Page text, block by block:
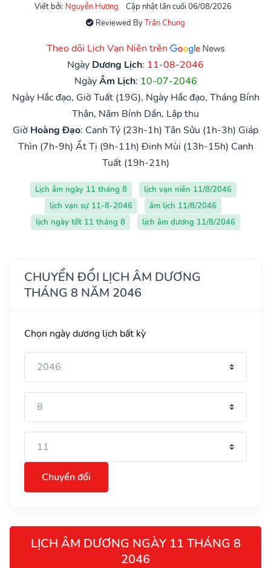
Viết bởi: Nguyễn Hương
Cập nhật lần cuối 06/08/2026
Reviewed ByTrần Chung
Theo dõi Lịch Vạn Niên trên
Ngày Dương Lịch: 11-08-2046
NgàyÂm Lịch: 10-07-2046
Ngày Hắc đạo, Giờ Tuất (19G), Ngày Hắc đạo, Tháng Bính
Thân, Năm Bính Dần, Lập thu
Giờ Hoàng Đạo: Canh Tý (23h-1h) Tân Sửu (1h-3h) Giáp
Thìn (7h-9h) Ất Tị (9h-11h) Đinh Mùi (13h-15h) Canh
Tuất (19h-21h)
Lịch âm ngày 11 tháng 8
lịch vạn niên 11/8/2046
lịch vạn sự 11-8-2046
âm lịch 11/8/2046
lịch ngày tốt 11 tháng 8
lịch âm dương 11/8/2046
CHUYỂN ĐỔI LỊCH ÂM DƯƠNG
THÁNG 8 NĂM 2046
Chọn ngày dương lịch bất kỳ
Chuyển đổi
LỊCH ÂM DƯƠNG NGÀY 11 THÁNG 8
2046